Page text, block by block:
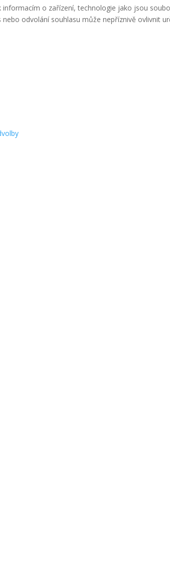
o zařízení, technologie jako jsou
odvolání souhlasu může nepříznivě ovlivnit